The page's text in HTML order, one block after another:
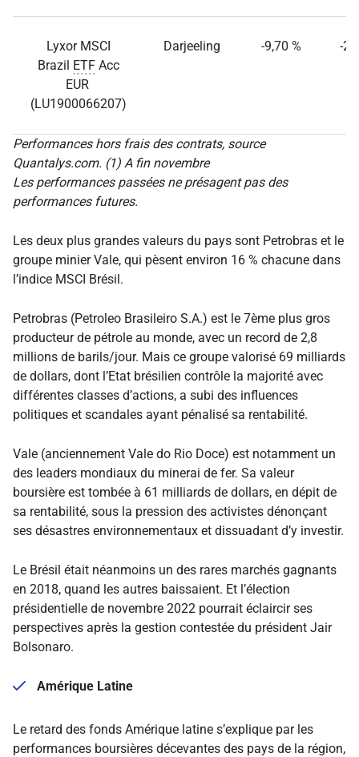
Lyxor MSCI
Brazil ETF Acc
EUR
(LU1900066207)
Darjeeling -9,70 % -
Performances hors frais des contrats, source
Quantalys.com. (1) A fin novembre
Les performances passées ne présagent pas des
performances futures.
Les deux plus grandes valeurs du pays sont Petrobras et le
groupe minier Vale, qui pèsent environ 16 % chacune dans
l’indice MSCI Brésil.
Petrobras (Petroleo Brasileiro S.A.) est le 7ème plus gros
producteur de pétrole au monde, avec un record de 2,8
millions de barils/jour. Mais ce groupe valorisé 69 milliards
de dollars, dont l’Etat brésilien contrôle la majorité avec
différentes classes d’actions, a subi des influences
politiques et scandales ayant pénalisé sa rentabilité.
Vale (anciennement Vale do Rio Doce) est notamment un
des leaders mondiaux du minerai de fer. Sa valeur
boursière est tombée à 61 milliards de dollars, en dépit de
sa rentabilité, sous la pression des activistes dénonçant
ses désastres environnementaux et dissuadant d’y investir.
Le Brésil était néanmoins un des rares marchés gagnants
en 2018, quand les autres baissaient. Et l’élection
présidentielle de novembre 2022 pourrait éclaircir ses
perspectives après la gestion contestée du président Jair
Bolsonaro.
Amérique Latine
Le retard des fonds Amérique latine s’explique par les
performances boursières décevantes des pays de la région,